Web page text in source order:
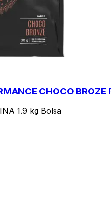
CHOCO
1.9 kg Bolsa